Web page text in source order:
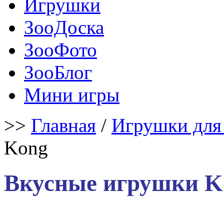
Игрушки
ЗооДоска
ЗооФото
ЗооБлог
Мини игры
>> Главная / Игрушки для
Kong
Вкусные игрушки